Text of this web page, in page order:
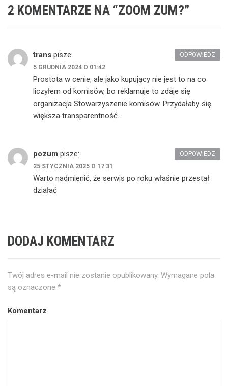
2 KOMENTARZE NA “ZOOM ZUM?”
trans pisze:
5 GRUDNIA 2024 O 01:42
Prostota w cenie, ale jako kupujący nie jest to na co
liczyłem od komisów, bo reklamuje to zdaje się
organizacja Stowarzyszenie komisów. Przydałaby się
większa transparentność…
ODPOWIEDZ
pozum pisze:
25 STYCZNIA 2025 O 17:31
Warto nadmienić, że serwis po roku właśnie przestał
działać
ODPOWIEDZ
DODAJ KOMENTARZ
Twój adres e-mail nie zostanie opublikowany. Wymagane pola
są oznaczone *
Komentarz